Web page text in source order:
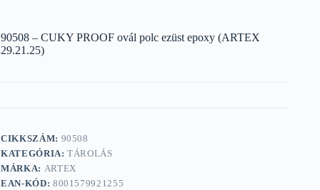
90508 – CUKY PROOF ovál polc ezüst epoxy (ARTEX
29.21.25)
CIKKSZÁM: 90508
KATEGÓRIA:TÁROLÁS
MÁRKA: ARTEX
EAN-KÓD: 8001579921255